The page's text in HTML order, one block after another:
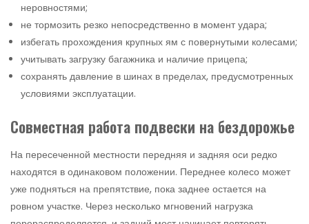
неровностями;
не тормозить резко непосредственно в момент удара;
избегать прохождения крупных ям с повернутыми колесами;
учитывать загрузку багажника и наличие прицепа;
сохранять давление в шинах в пределах, предусмотренных
условиями эксплуатации.
Совместная работа подвески на бездорожье
На пересеченной местности передняя и задняя оси редко
находятся в одинаковом положении. Переднее колесо может
уже подняться на препятствие, пока заднее остается на
ровном участке. Через несколько мгновений нагрузка